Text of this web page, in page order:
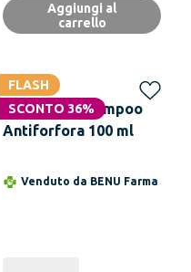
Aggiungi al
carrello
FLASH
SCONTO 36%
KOURILES Shampoo
Antiforfora 100 ml
Venduto da BENU Farma